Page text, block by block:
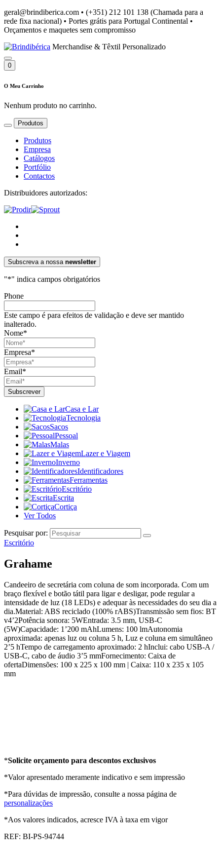
geral@brindiberica.com • (+351) 212 101 138 (Chamada para a
rede fixa nacional) • Portes grátis para Portugal Continental •
Orçamentos e maquetes sem compromisso
Merchandise & Têxtil Personalizado
0
O Meu Carrinho
Nenhum produto no carrinho.
Produtos
Produtos
Empresa
Catálogos
Portfólio
Contactos
Distribuidores autorizados:
Subscreva a nossa newsletter
"*" indica campos obrigatórios
Phone
Este campo é para efeitos de validação e deve ser mantido
inalterado.
Nome*
Empresa*
Email*
Casa e Lar
Tecnologia
Sacos
Pessoal
Malas
Lazer e Viagem
Inverno
Identificadores
Ferramentas
Escritório
Escrita
Cortiça
Ver Todos
Pesquisar por:
Escritório
Grahame
Candeeiro de secretária com coluna de som incorporada. Com um
braço flexível e botão tátil para ligar e desligar, pode regular a
intensidade de luz (18 LEDs) e adequar às necessidades do seu dia a
dia.Material: ABS reciclado (100% rABS)Transmissão sem fios: BT
v4’2Potência sonora: 5WEntrada: 3.5 mm, USB-C
(5W)Capacidade: 1’200 mAhLumens: 100 lmAutonomia
aproximada: apenas luz ou coluna 5 h, Luz e coluna em simultâneo
2’5 hTempo de carregamento aproximado: 2 hInclui: cabo USB-A /
USB-C, cabo de áudio 3’5 mmFornecimento: Caixa de
ofertaDimensões: 100 x 225 x 100 mm | Caixa: 110 x 235 x 105
mm
*Solicite orçamento para descontos exclusivos
*Valor apresentado meramente indicativo e sem impressão
*Para dúvidas de impressão, consulte a nossa página de
personalizações
*Aos valores indicados, acresce IVA à taxa em vigor
REF: BI-PS-94744